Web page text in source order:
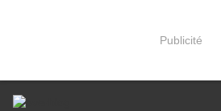
Publicité